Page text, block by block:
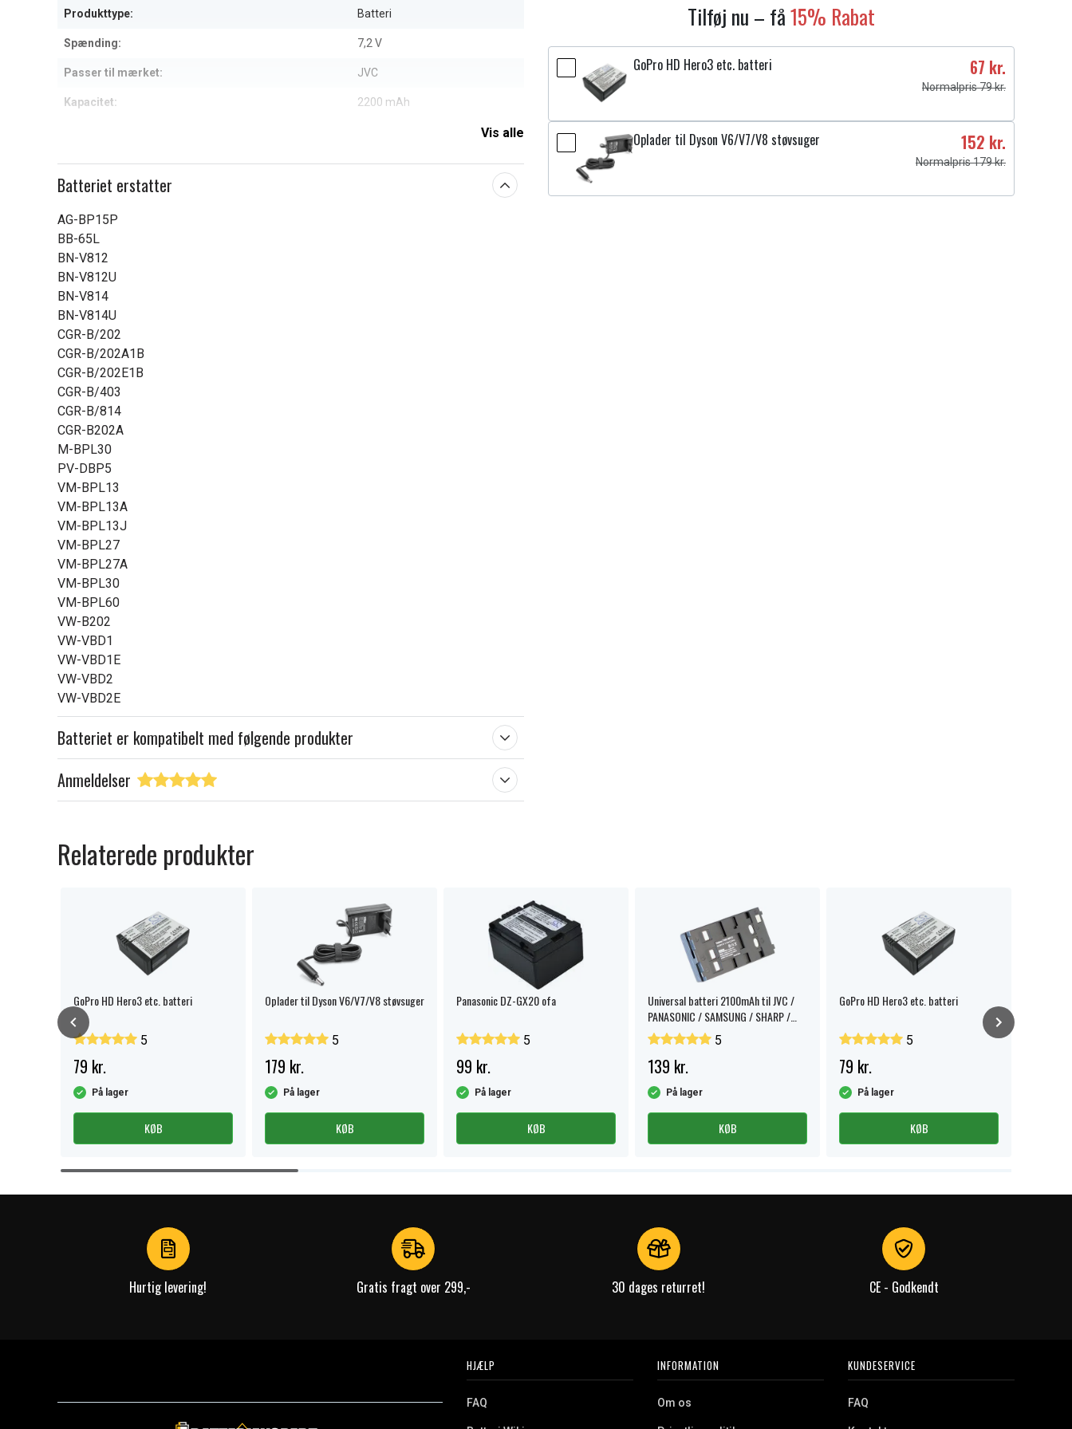
Produkttype: Batteri
Spænding: 7,2 V
Passer til mærket: JVC
Kapacitet: 2200 mAh
Vis alle
Batteriet erstatter
AG-BP15P
BB-65L
BN-V812
BN-V812U
BN-V814
BN-V814U
CGR-B/202
CGR-B/202A1B
CGR-B/202E1B
CGR-B/403
CGR-B/814
CGR-B202A
M-BPL30
PV-DBP5
VM-BPL13
VM-BPL13A
VM-BPL13J
VM-BPL27
VM-BPL27A
VM-BPL30
VM-BPL60
VW-B202
VW-VBD1
VW-VBD1E
VW-VBD2
VW-VBD2E
Batteriet er kompatibelt med følgende produkter
Anmeldelser
Tilføj nu – få15% Rabat
GoPro HD Hero3 etc. batteri 67 kr.
Normalpris 79 kr.
Oplader til Dyson V6/V7/V8 støvsuger 152 kr.
Normalpris 179 kr.
Relaterede produkter
GoPro HD Hero3 etc. batteri
5
79 kr.
På lager
KØB
Oplader til Dyson V6/V7/V8 støvsuger
5
179 kr.
På lager
KØB
Panasonic DZ-GX20 ofa
5
99 kr.
På lager
KØB
Universal batteri 2100mAh til JVC /
PANASONIC / SAMSUNG / SHARP /
SONY
5
139 kr.
På lager
KØB
GoPro HD Hero3 etc. batteri
5
79 kr.
På lager
KØB
Item
Hurtig levering! Gratis fragt over 299,- 30 dages returret! CE - Godkendt
HJÆLP
FAQ
INFORMATION
Om os
KUNDESERVICE
FAQ